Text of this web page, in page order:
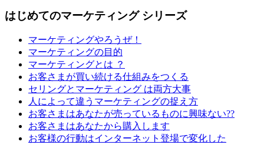
はじめてのマーケティング シリーズ
マーケティングやろうぜ！
マーケティングの目的
マーケティングとは ？
お客さまが買い続ける仕組みをつくる
セリングとマーケティング は両方大事
人によって違うマーケティングの捉え方
お客さまはあなたが売っているものに興味ない??
お客さまはあなたから購入します
お客様の行動はインターネット登場で変化した